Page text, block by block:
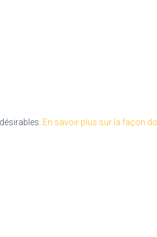
En savoir plus sur la façon